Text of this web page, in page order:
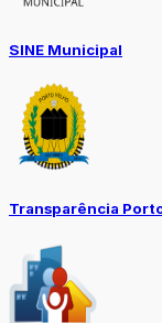
SINE Municipal
Transparência